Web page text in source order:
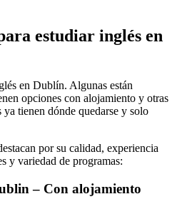
estudiar inglés en
en Dublín. Algunas están
opciones con alojamiento y otras
ya tienen dónde quedarse y solo
por su calidad, experiencia
y variedad de programas:
– Con alojamiento